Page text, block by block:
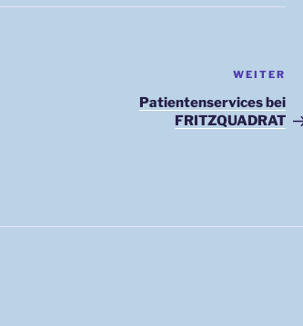
WEITER
Patientenservices bei
FRITZQUADRAT